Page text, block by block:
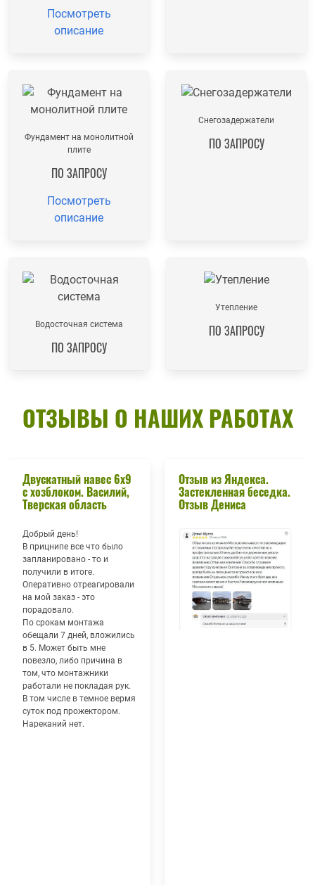
Посмотреть
описание
Фундамент на монолитной
плите
ПО ЗАПРОСУ
Посмотреть
описание
Снегозадержатели
ПО ЗАПРОСУ
Водосточная система
ПО ЗАПРОСУ
Утепление
ПО ЗАПРОСУ
ОТЗЫВЫ О НАШИХ РАБОТАХ
Двускатный навес 6х9
с хозблоком. Василий,
Тверская область
Добрый день!
В прицнипе все что было
запланировано - то и
получили в итоге.
Оперативно отреагировали
на мой заказ - это
порадовало.
По срокам монтажа
обещали 7 дней, вложились
в 5. Может быть мне
повезло, либо причина в
том, что монтажники
работали не покладая рук.
В том числе в темное вермя
суток под прожектором.
Нареканий нет.
Отзыв из Яндекса.
Застекленная беседка.
Отзыв Дениса